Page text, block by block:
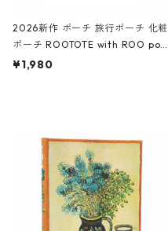
2026新作 ポーチ 旅行ポーチ 化粧
ポーチ ROOTOTE with ROO pou
ch 3532 ルートート WR.ポーチ.ラ
¥1,980